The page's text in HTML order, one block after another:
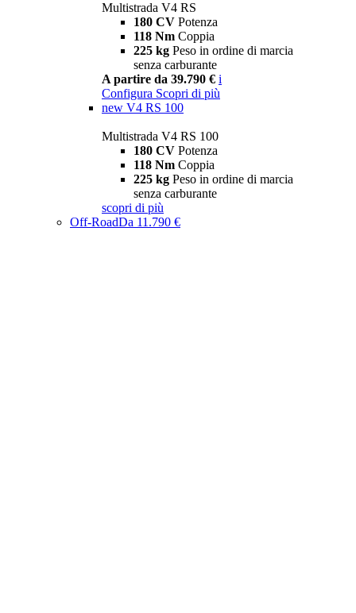
Multistrada V4 RS
180 CV Potenza
118 Nm Coppia
225 kg Peso in ordine di marcia
senza carburante
A partire da 39.790 € i
Configura Scopri di più
new V4 RS 100
Multistrada V4 RS 100
180 CV Potenza
118 Nm Coppia
225 kg Peso in ordine di marcia
senza carburante
scopri di più
Off-RoadDa 11.790 €